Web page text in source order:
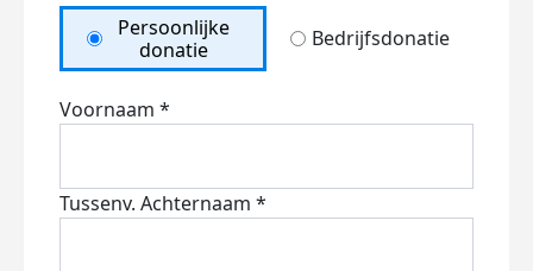
Persoonlijke
donatie
Bedrijfsdonatie
Voornaam *
Tussenv. Achternaam *